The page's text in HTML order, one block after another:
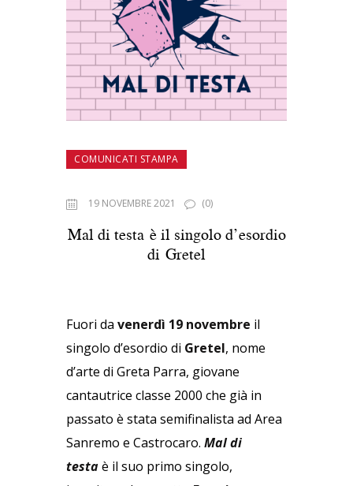
COMUNICATI STAMPA
19 NOVEMBRE 2021 (0)
Mal di testa è il singolo d’esordio
di Gretel
Fuori da venerdì 19 novembre il
singolo d’esordio di Gretel, nome
d’arte di Greta Parra, giovane
cantautrice classe 2000 che già in
passato è stata semifinalista ad Area
Sanremo e Castrocaro. Mal di
testaè il suo primo singolo,